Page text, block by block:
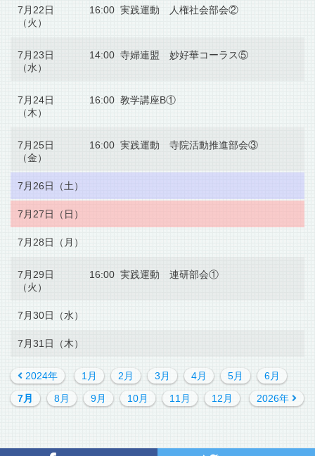
7月22日
（火）
16:00 実践運動 人権社会部会②
7月23日
（水）
14:00 寺婦連盟 妙好華コーラス⑤
7月24日
（木）
16:00 教学講座B①
7月25日
（金）
16:00 実践運動 寺院活動推進部会③
7月26日（土）
7月27日（日）
7月28日（月）
7月29日
（火）
16:00 実践運動 連研部会①
7月30日（水）
7月31日（木）
2024年 1月 2月 3月 4月 5月
6月
7月
8月 9月 10月 11月 12月 2026年